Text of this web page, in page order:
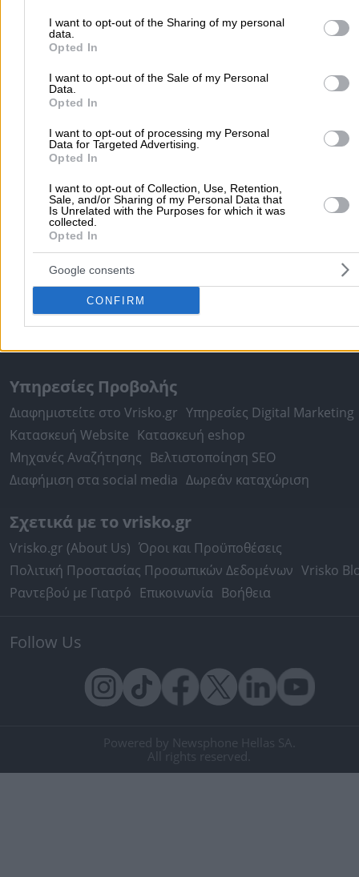
to Google and its third-party tags to use your data for below
purposes in below Google consent section.
I want to opt-out of the Sharing of my personal
data.
Opted In
I want to opt-out of the Sale of my Personal
Data.
Opted In
I want to opt-out of processing my Personal
Data for Targeted Advertising.
Opted In
I want to opt-out of Collection, Use, Retention,
Sale, and/or Sharing of my Personal Data that
Is Unrelated with the Purposes for which it was
collected.
Opted In
Google consents
CONFIRM
Ψυχολόγοι
Παιδικοί Σταθμοί
Οδοντίατροι
Συνεργεία Αυτοκινήτων
Υδραυλικοί - Υδραυλικές Εγκαταστάσεις
περισσότερα >>
Τοπική Αναζήτηση
Θεσσαλονίκη
Περιστέρι Καβάλα Τρίπολη Καλλιθέα Σέρρες
Πειραιάς Κέρκυρα Χανιά Καλαμάτα
περισσότερα >>
Χρήσιμα Σήμερα
Εφημερίες Φαρμακείων
Τιμές Καυσίμων Ταχυδρομικοί Κώδικες Στοιχεία Α.Φ.Μ.
Υπηρεσίες Προβολής
Διαφημιστείτε στο Vrisko.gr Υπηρεσίες Digital Marketing
Κατασκευή Website Κατασκευή eshop
Μηχανές Αναζήτησης Βελτιστοποίηση SEO
Διαφήμιση στα social media Δωρεάν καταχώριση
Σχετικά με το vrisko.gr
Vrisko.gr (About Us) Όροι και Προϋποθέσεις
Πολιτική Προστασίας Προσωπικών Δεδομένων Vrisko
Ραντεβού με Γιατρό Επικοινωνία Βοήθεια
Follow Us
Powered by Newsphone Hellas SA.
All rights reserved.